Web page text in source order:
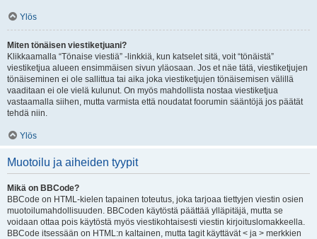
Ylös
Miten tönäisen viestiketjuani?
Klikkaamalla “Tönaise viestiä” -linkkiä, kun katselet sitä, voit “tönäistä”
viestiketjua alueen ensimmäisen sivun yläosaan. Jos et näe tätä, viestiketjujen
tönäiseminen ei ole sallittua tai aika joka viestiketjujen tönäisemisen välillä
vaaditaan ei ole vielä kulunut. On myös mahdollista nostaa viestiketjua
vastaamalla siihen, mutta varmista että noudatat foorumin sääntöjä jos päätät
tehdä niin.
Ylös
Muotoilu ja aiheiden tyypit
Mikä on BBCode?
BBCode on HTML-kielen tapainen toteutus, joka tarjoaa tiettyjen viestin osien
muotoilumahdollisuuden. BBCoden käytöstä päättää ylläpitäjä, mutta se
voidaan ottaa pois käytöstä myös viestikohtaisesti viestin kirjoituslomakkeella.
BBCode itsessään on HTML:n kaltainen, mutta tagit käyttävät < ja > merkkien